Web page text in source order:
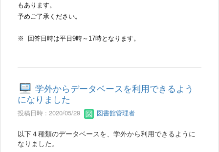
もあります。
予めご了承ください。
※ 回答日時は平日9時～17時となります。
学外からデータベースを利用できるよう
になりました
投稿日時 : 2020/05/29 図書館管理者
以下４種類のデータベースを、学外から利用できるように
なりました。